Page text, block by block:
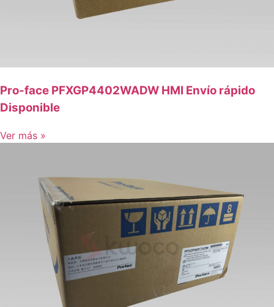
Pro-face PFXGP4402WADW HMI Envío rápido
Disponible
Ver más »